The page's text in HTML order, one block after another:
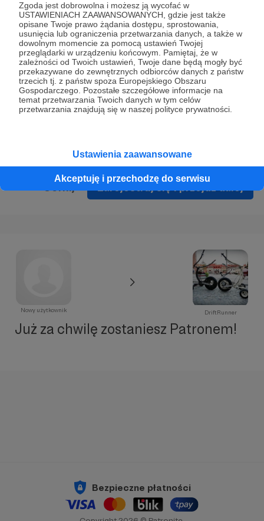
Zgoda jest dobrowolna i możesz ją wycofać w
USTAWIENIACH ZAAWANSOWANYCH, gdzie jest także
opisane Twoje prawo żądania dostępu, sprostowania,
usunięcia lub ograniczenia przetwarzania danych, a także w
dowolnym momencie za pomocą ustawień Twojej
przeglądarki w urządzeniu końcowym. Pamiętaj, że w
zależności od Twoich ustawień, Twoje dane będą mogły być
przekazywane do zewnętrznych odbiorców danych z państw
trzecich tj. z państw spoza Europejskiego Obszaru
Gospodarczego. Pozostałe szczegółowe informacje na
temat przetwarzania Twoich danych w tym celów
przetwarzania znajdują się w naszej polityce prywatności.
Ustawienia zaawansowane
Akceptuję i przechodzę do serwisu
* Wyrażam zgodę na przetwarzanie moich danych
osobowych podanych w formularzu rejestracyjnym w celu
prawidłowego świadczenia usług serwisu Patronite.
Wyrażam zgodę na otrzymywanie drogą elektroniczną
informacji handlowych - newslettera. Opcja ta może zostać
zmieniona w ustawieniach konta.
Zarejestruj się i przejdź dalej
Nowy użytkownik DriftRunner
Już za chwilę zostaniesz Patronem!
Bezpieczne płatności